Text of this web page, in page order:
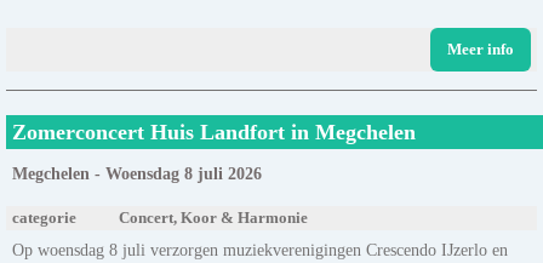
Meer info
Zomerconcert Huis Landfort in Megchelen
Megchelen - Woensdag 8 juli 2026
categorie Concert, Koor & Harmonie
Op woensdag 8 juli verzorgen muziekverenigingen Crescendo IJzerlo en